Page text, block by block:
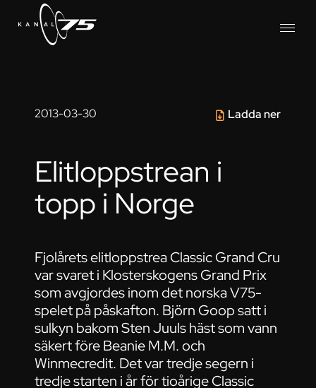
2013-03-30 Ladda ner
Elitloppstrean i
topp i Norge
Fjolårets elitloppstrea Classic Grand Cru
var svaret i Klosterskogens Grand Prix
som avgjordes inom det norska V75-
spelet på påskafton. Björn Goop satt i
sulkyn bakom Sten Juuls häst som vann
säkert före Beanie M.M. och
Winmecredit. Det var tredje segern i
tredje starten i år för tioårige Classic